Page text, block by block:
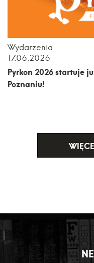
Wydarzenia
17.06.2026
Pyrkon 2026 startuje
Poznaniu!